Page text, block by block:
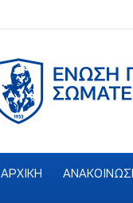
ΑΡΧΙΚΗ